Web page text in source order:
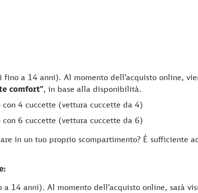
a 14 anni). Al momento dell’acquisto online,
comfort", in base alla disponibilità.
4 cuccette (vettura cuccette da 4)
6 cuccette (vettura cuccette da 6)
in un tuo proprio scompartimento? È sufficiente
14 anni). Al momento dell’acquisto online, sarà